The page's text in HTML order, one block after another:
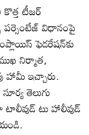
కొత్త టీజర్
పర్సెంటేజ్ విధానంపై
ఫెడరేషన్‌‌కు
నిర్మాత,
హామీ ఇచ్చారు.
తెలుగు
టాలీవుడ్ టు హాలీవుడ్